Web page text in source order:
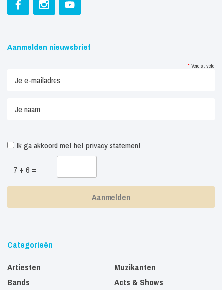
Aanmelden nieuwsbrief
* Vereist veld
Ik ga akkoord met het privacy statement
7 + 6 =
Categorieën
Artiesten
Bands
Muzikanten
Acts & Shows